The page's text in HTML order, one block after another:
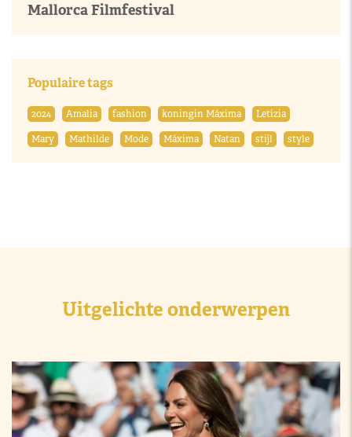
Mallorca Filmfestival
Populaire tags
2024 Amalia fashion koningin Máxima
Letizia
Mary
Mathilde Mode Máxima Natan stijl style
Uitgelichte onderwerpen